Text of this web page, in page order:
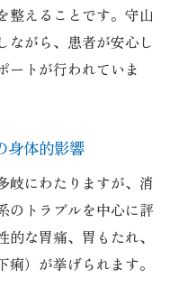
的な摂食障害対策
チーム医療の実際
害治療法の特徴
予防と治療の工夫
消化器内科の技術
整えることです。守山
ながら、患者が安心し
ートが行われていま
身体的影響
岐にわたりますが、消
のトラブルを中心に評
な胃痛、胃もたれ、
）が挙げられます。